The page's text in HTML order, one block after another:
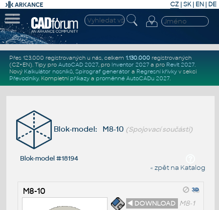
CZ | SK| EN | DE
Přes 123.000 registrovaných u nás, celkem 1.130.000registrovaných
(CZ+EN). Tipy pro AutoCAD 2027, pro Inventor 2027a pro Revit 2027.
Nový Kalkulátor nosníků, Spirograf generátor a Regresní křivkyv sekci
Převodníky. Kompletní příkazya proměnné AutoCADu 2027.
Blok-model: M8-10 (Spojovací součásti)
Blok-model #18194
« zpět na Katalog
M8-10
◄ DOWNLOAD M8-1